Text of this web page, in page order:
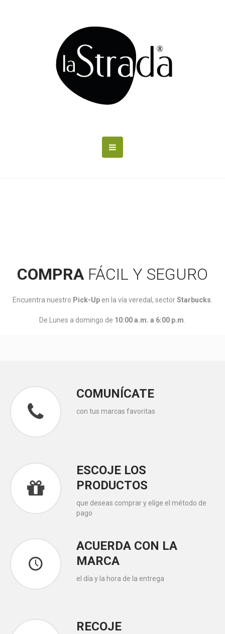
COMPRA FÁCIL Y SEGURO
Encuentra nuestro Pick-Upen la vía veredal, sectorStarbucks
De Lunes a domingo de 10:00 a.m. a 6:00 p.m
COMUNÍCATE
con tus marcas favoritas
ESCOJE LOS
PRODUCTOS
que deseas comprar y elíge el método de
pago
ACUERDA CON LA
MARCA
el día y la hora de la entrega
RECOJE